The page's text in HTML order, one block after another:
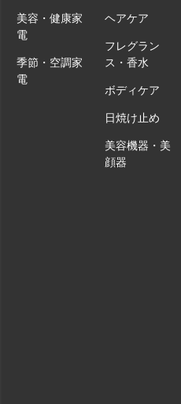
美容・健康家
電
季節・空調家
電
ヘアケア
フレグラン
ス・香水
ボディケア
日焼け止め
美容機器・美
顔器